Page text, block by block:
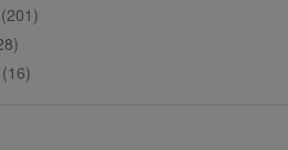
(201)
(16)